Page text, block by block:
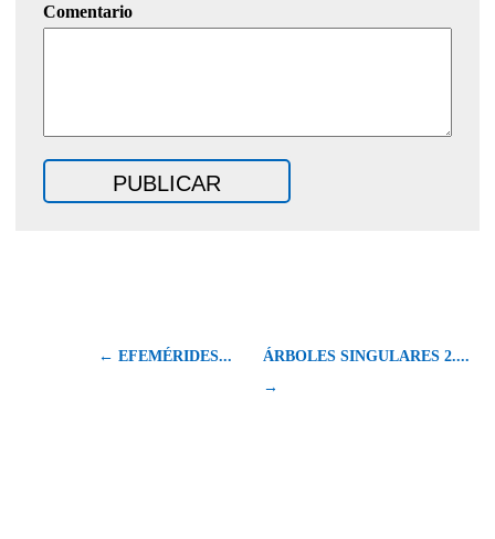
Comentario
← EFEMÉRIDES...
ÁRBOLES SINGULARES 2....
→